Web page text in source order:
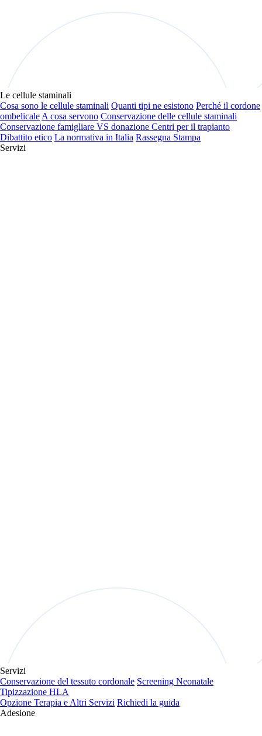
Le cellule staminali
Cosa sono le cellule staminali Quanti tipi ne esistono Perché il cordone
ombelicale A cosa servono Conservazione delle cellule staminali
Conservazione famigliare VS donazione Centri per il trapianto
Dibattito etico La normativa in Italia Rassegna Stampa
Servizi
Servizi
Conservazione del tessuto cordonale Screening Neonatale
Tipizzazione HLA
Opzione Terapia e Altri Servizi Richiedi la guida
Adesione